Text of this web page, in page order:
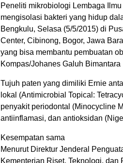
Peneliti mikrobiologi Lembaga
mengisolasi bakteri yang hidup
Bengkulu, Selasa (5/5/2015) di
Center, Cibinong, Bogor, Jawa
yang bisa membantu pembuatan
Kompas/Johanes Galuh Bimantara
Tujuh paten yang dimiliki Ernie
lokal (Antimicrobial Topical:
penyakit periodontal (Minocycline
antiinflamasi, dan antioksidan
Kesempatan sama
Menurut Direktur Jenderal
Kementerian Riset, Teknologi,